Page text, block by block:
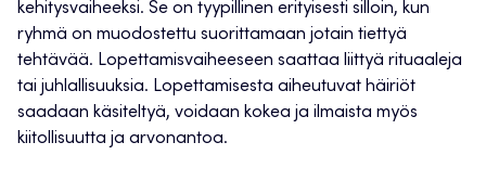
kehitysvaiheeksi. Se on tyypillinen erityisesti silloin, kun
ryhmä on muodostettu suorittamaan jotain tiettyä
tehtävää. Lopettamisvaiheeseen saattaa liittyä rituaaleja
tai juhlallisuuksia. Lopettamisesta aiheutuvat häiriöt
saadaan käsiteltyä, voidaan kokea ja ilmaista myös
kiitollisuutta ja arvonantoa.